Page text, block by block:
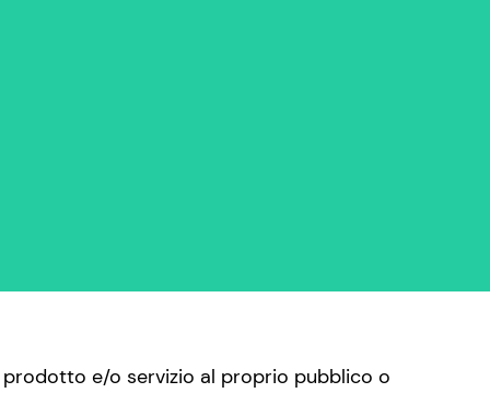
e/o servizio al proprio pubblico o